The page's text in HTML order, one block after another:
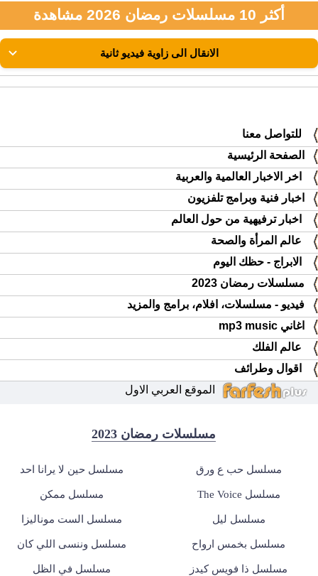
أكثر 10 مسلسلات رمضان 2026 مشاهدة
للتواصل معنا
الصفحة الرئيسية
اخر الاخبار العالمية والعربية
اخبار فنية وبرامج تلفزيون
اخبار ترفيهية من حول العالم
عالم المرأة والصحة
الابراج - حظك اليوم
مسلسلات رمضان 2023
فيديو - مسلسلات، افلام، برامج والمزيد
اغاني mp3 music
عالم الفلك
اقوال وطرائف
الموقع العربي الاول
مسلسلات رمضان 2023
مسلسل حب ع ورق مسلسل حين لا يرانا احد
مسلسل The Voice مسلسل ممكن
مسلسل ليل مسلسل الست موناليزا
مسلسل بخمس ارواح مسلسل وننسى اللي كان
مسلسل ذا فويس كيدز مسلسل في الظل